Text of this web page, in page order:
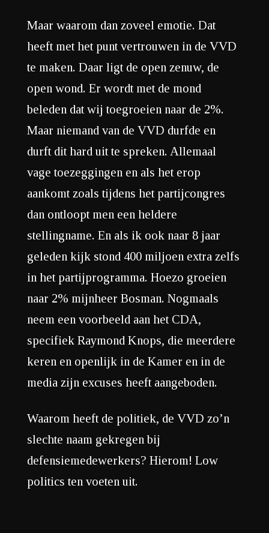
Maar waarom dan zoveel emotie. Dat
heeft met het punt vertrouwen in de VVD
te maken. Daar ligt de open zenuw, de
open wond. Er wordt met de mond
beleden dat wij toegroeien naar de 2%.
Maar niemand van de VVD durfde en
durft dit hard uit te spreken. Allemaal
vage toezeggingen en als het erop
aankomt zoals tijdens het partijcongres
dan ontloopt men een heldere
stellingname. En als ik ook naar 8 jaar
geleden kijk stond 400 miljoen extra zelfs
in het partijprogramma. Hoezo groeien
naar 2% mijnheer Bosman. Nogmaals
neem een voorbeeld aan het CDA,
specifiek Raymond Knops, die meerdere
keren en openlijk in de Kamer en in de
media zijn excuses heeft aangeboden.
Waarom heeft de politiek, de VVD zo’n
slechte naam gekregen bij
defensiemedewerkers? Hierom! Low
politics ten voeten uit.